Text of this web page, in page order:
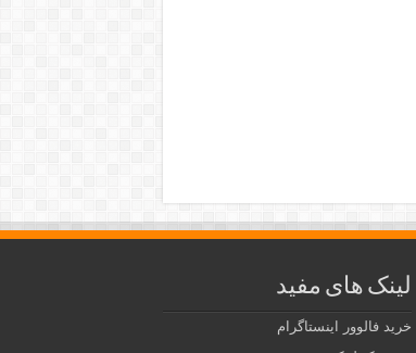
لینک های مفید
خرید فالوور اینستاگرام